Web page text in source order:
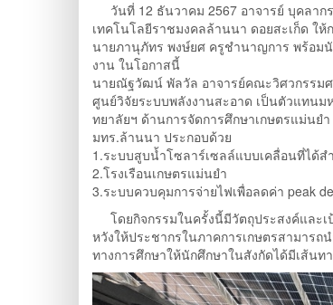
วันที่ 12 ธันวาคม 2567 อาจารย์ บุคลาก
เทคโนโลยีราชมงคลล้านนา ดอยสะเก็ด ให้
นายภานุภัทร พงษ์ยศ ครูชำนาญการ พร้อม
งาน ในโอกาสนี้
นายณัฐวัฒน์ พัลวัล อาจารย์คณะวิศวกรรมศ
ศูนย์วิจัยระบบพลังงานสะอาด เป็นตัวแทนม
ทยาลัยฯ ด้านการจัดการศึกษาเกษตรแม่น
มทร.ล้านนา ประกอบด้วย
1.ระบบสูบน้ำโซลาร์เซลล์แบบเคลื่อนที่ได้ส
2.โรงเรือนเกษตรแม่นยำ
3.ระบบควบคุมการจ่ายไฟเพื่อลดค่า peak
โดยกิจกรรมในครั้งนี้มีวัตถุประสงค์และเ
หวังให้ประชากรในภาคการเกษตรสามาร
ทางการศึกษาให้นักศึกษาในสังกัดได้มีเส้น